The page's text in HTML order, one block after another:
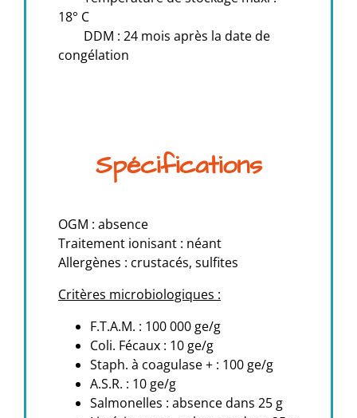
18° C
DDM : 24 mois après la date de
congélation
Spécifications
OGM : absence
Traitement ionisant : néant
Allergènes : crustacés, sulfites
Critères microbiologiques :
F.T.A.M. : 100 000 ge/g
Coli. Fécaux : 10 ge/g
Staph. à coagulase + : 100 ge/g
A.S.R. : 10 ge/g
Salmonelles : absence dans 25 g